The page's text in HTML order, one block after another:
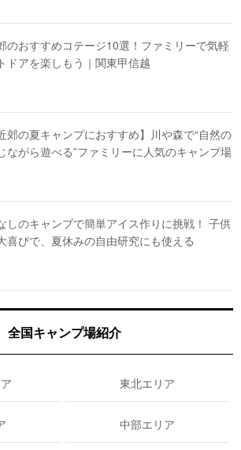
のおすすめコテージ10選！ファミリーで気軽
ドアを楽しもう｜関東甲信越
郊の夏キャンプにおすすめ】川や森で“自然の
ながら遊べる”ファミリーに人気のキャンプ場
しのキャンプで簡単アイス作りに挑戦！ 子供
喜びで、夏休みの自由研究にも使える
全国キャンプ場紹介
東北エリア
中部エリア